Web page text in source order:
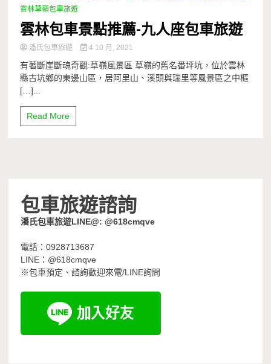
雲林草嶺包車旅遊
雲林包車景點推薦-九人座包車旅遊
潘氏包車旅遊 4 10 月, 2021
有著斷崖斷魂奇觀:草嶺風景區 草嶺的舊名番坪坑，位於雲林
縣古坑鄉的東邊山區，居阿里山、溪頭與瑞里等風景區之中樞
[…]...
Read More
包車旅遊諮詢
潘氏包車旅遊LINE@: @618cmqve
電話：0928713687
LINE：@618cmqve
※包車預定、諮詢歡迎來電/LINE詢問